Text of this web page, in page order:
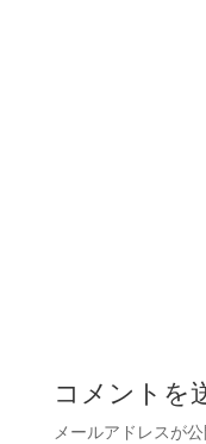
コメントを
メールアドレスが